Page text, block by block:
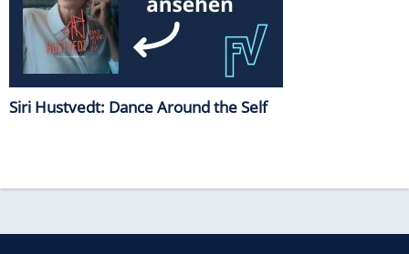
Siri Hustvedt: Dance Around the Self